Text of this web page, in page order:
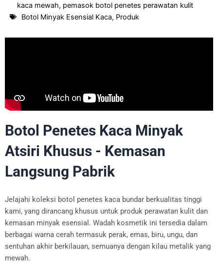
kaca mewah, pemasok botol penetes perawatan kulit
Botol Minyak Esensial Kaca, Produk
Botol Penetes Kaca Minyak
Atsiri Khusus - Kemasan
Langsung Pabrik
Jelajahi koleksi botol penetes kaca bundar berkualitas tinggi
kami, yang dirancang khusus untuk produk perawatan kulit dan
kemasan minyak esensial. Wadah kosmetik ini tersedia dalam
berbagai warna cerah termasuk perak, emas, biru, ungu, dan
sentuhan akhir berkilauan, semuanya dengan kilau metalik yang
mewah.